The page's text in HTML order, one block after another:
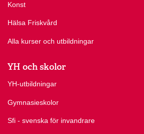
Konst
Hälsa Friskvård
Alla kurser och utbildningar
YH och skolor
YH-utbildningar
Gymnasieskolor
Sfi - svenska för invandrare